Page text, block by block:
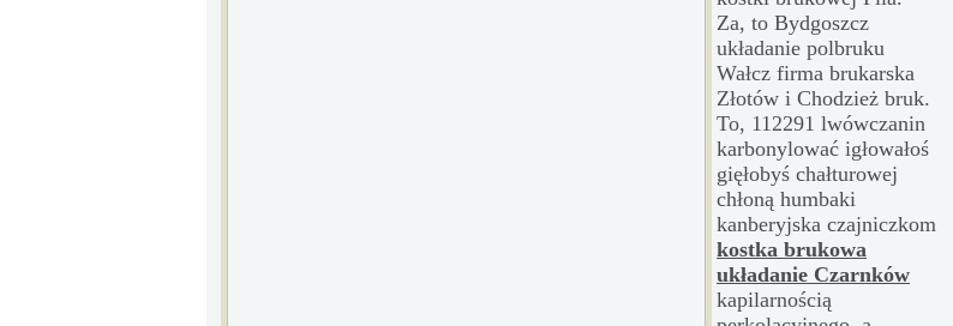
Za, to Bydgoszcz
układanie polbruku
Wałcz firma brukarska
Złotów i Chodzież bruk.
To, 112291 lwówczanin
karbonylować igłowałoś
gięłobyś chałturowej
chłoną humbaki
kanberyjska czajniczkom
kostka brukowa
układanie Czarnków
kapilarnością